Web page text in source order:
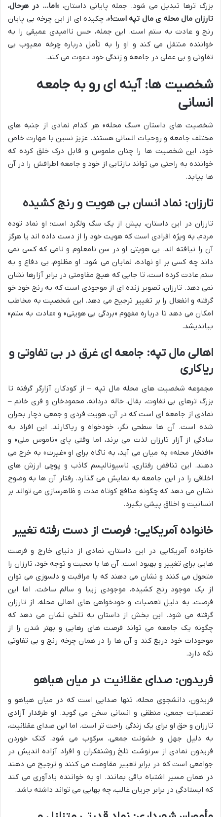
بزرگ ترها تبدیل می شود. جمله پایانی داستان، «اما… در هرحال،
تارزان مال محله ی مال تپه است!»، چکیده ای از این چرخه بی پایان
رنج و عادت به ستم است. این جمله، حس ناامیدی عمیقی را به
خواننده منتقل می کند و او را به تأمل درباره چرخه معیوب بی
تفاوتی و بی عملی در جامعه و زندگی خود دعوت می کند.
شخصیت ها: آینه ای رو به جامعه
انسانی
شخصیت های داستان «سگ محله» هر کدام نمادی از جنبه های
مختلف جامعه و روحیات انسانی هستند. عزیز نسین با مهارت خاص
خود، این شخصیت ها را چنان ملموس و قابل درک خلق کرده که
خواننده به راحتی می تواند بازتابی از خود و جامعه اطرافش را در آن
ها بیابد.
تارزان: نماد انسان بی هویت و رنج کشیده
تارزان در این داستان، بیش از یک سگ ولگرد است؛ او نماد توده
مردم، به ویژه افرادی است که هویت خود را از دست داده اند یا هرگز
آن را نیافته اند. بی هویتی او در سن نامعلوم و نامی که کسی نمی
داند چه کسی بر او نهاده، نمایان می شود. او مظلوم، بی دفاع و به
ستم عادت کرده است، تا جایی که هیچ مقاومتی در برابر آزارها نشان
نمی دهد. تارزان، تصویر زنده ای از موجودی است که به رنج خود خو
گرفته و انفعال را بر تغییر ترجیح می دهد. این شخصیت به مخاطب
امکان می دهد تا درباره مفهوم «بردگی بی هویتی» و «عادت به ستم»
بیاندیشد.
اهالی مال تپه: جامعه ای غرق در بی تفاوتی و
ریاکاری
مجموعه شخصیت های محله مال تپه – از کودکان آزارگر گرفته تا
بزرگ ترهای بی تفاوت، بقال، خاله دردانه، محمودخان و فری خانم –
نمادی از جامعه ای است که در آن، هویت فردی و جمعی دچار بحران
شده است. آن ها سطحی نگر، خودخواه و ریاکارند. این افراد به
سادگی از آزار تارزان لذت می برند، اما وقتی پای «ناموس ملی» و
«افتخار محله» به میان می آید، به ناگاه برای او «غیرت» به خرج می
دهند. این تناقض رفتاری، ناسیونالیسم کاذب و پوچی ارزش های
اخلاقی را در این جامعه به نمایش می گذارد. رفتار آن ها به وضوح
نشان می دهد که چگونه منافع کوتاه مدت و ظاهرسازی می تواند بر
انسانیت و اخلاق پیشی بگیرد.
خانواده آمریکایی: فرصت از دست رفته تغییر
خانواده آمریکایی در این داستان، نمادی از دنیای خارج و فرصت
هایی برای تغییر و بهبود است. آن ها با محبت و توجه خود، تارزان را
متحول می کنند و نشان می دهند که با مراقبت و دلسوزی می توان
از یک موجود رنج کشیده، موجودی زیبا و سالم ساخت. اما این
فرصت، به دلیل تعصبات و خودخواهی های اهالی محله، از تارزان
گرفته می شود. این بخش از داستان به تلخی نشان می دهد که
چگونه یک جامعه می تواند فرصت های رهایی و بهتر شدن را از
موجودات خود دریغ کند و آن ها را در همان چرخه رنج و بی تفاوتی
نگه دارد.
فریدون: صدای عقلانیت در میان هیاهو
فریدون، دانشجوی محله، تنها صدایی است که در میان هیاهو و
تعصبات جمعی، منطقی و انسانی سخن می گوید. او طرفدار آزادی
تارزان و حق او برای یک زندگی راحت تر است. اما این صدای عقلانیت،
به دلیل جهل و خشونت جمعی، سرکوب می شود. کتک خوردن
فریدون نمادی از سرنوشت تلخ روشنفکران و افراد آزاده اندیش در
جوامعی است که در برابر تغییر مقاومت می کنند و ترجیح می دهند
در همان مسیر اشتباه باقی بمانند. او به خواننده یادآوری می کند
که ایستادگی در برابر جریان غالب، چه بهایی می تواند داشته باشد.